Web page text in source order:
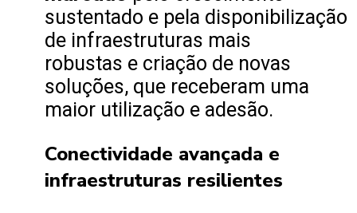
sustentado e pela disponibilização
de infraestruturas mais
robustas e criação de novas
soluções, que receberam uma
maior utilização e adesão.
Conectividade avançada e
infraestruturas resilientes